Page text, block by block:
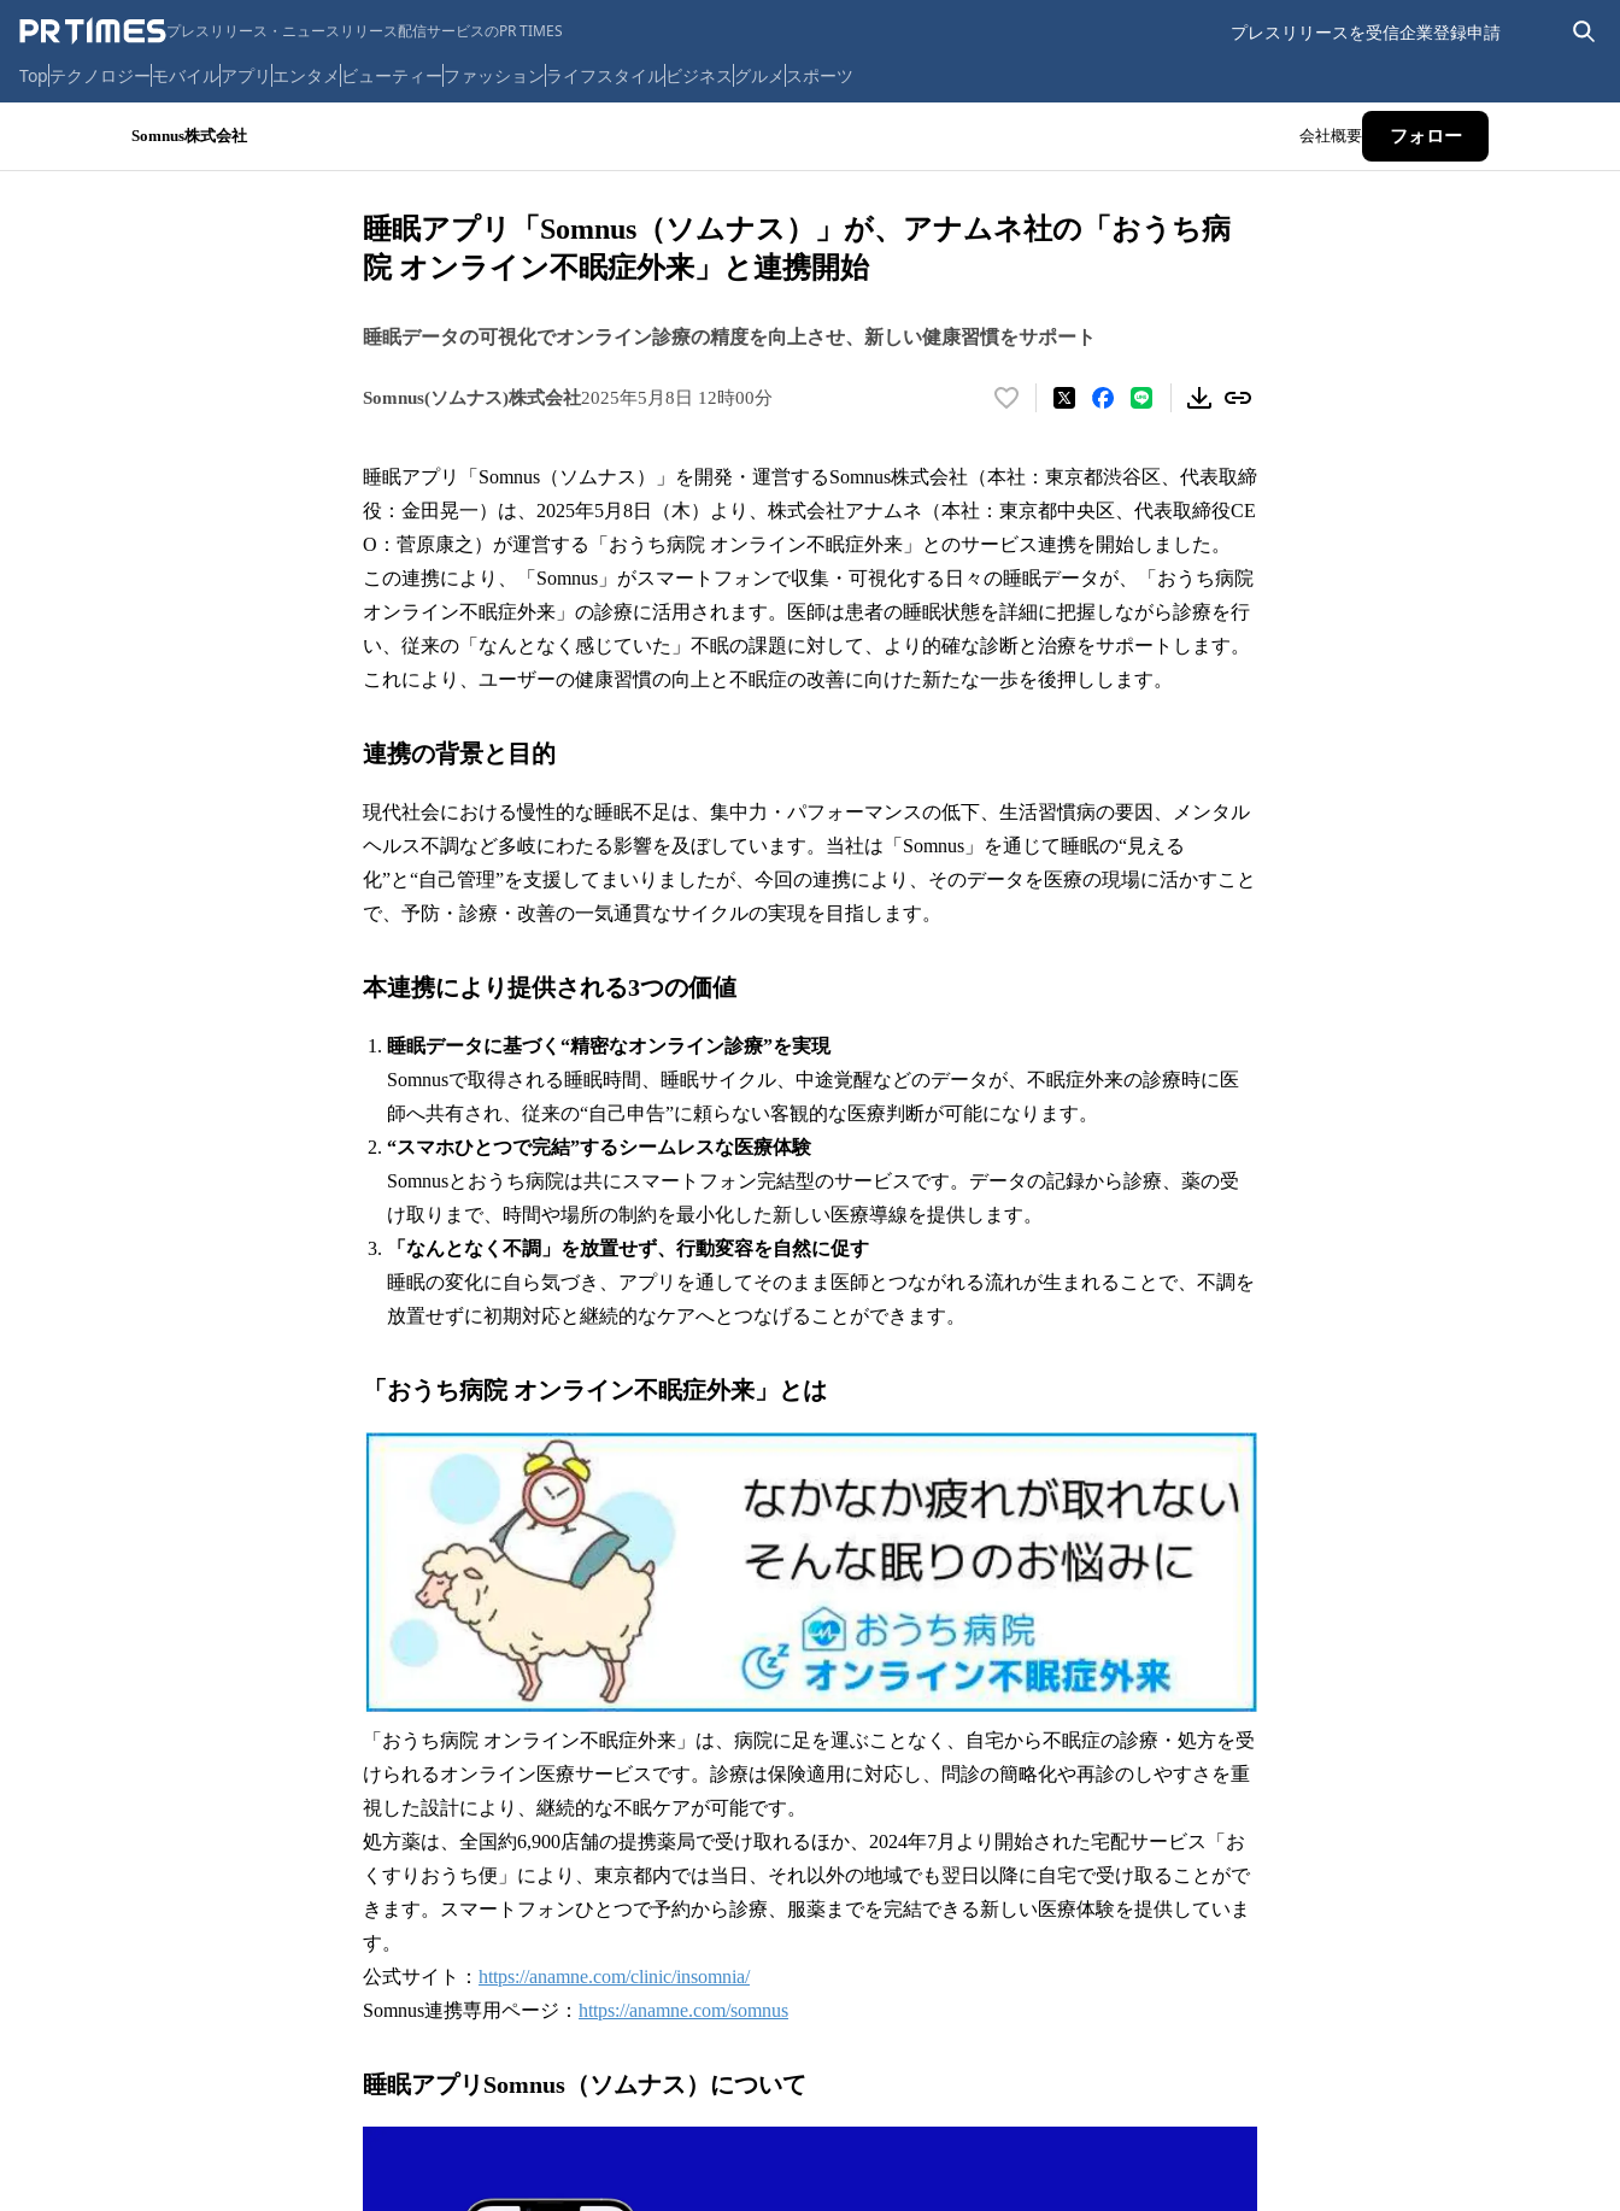
プレスリリース・ニュースリリース配信サービスのPR TIMES プレスリリースを受信企業登録申請
Topテクノロジーモバイルアプリ エンタメ ビューティーファッションライフスタイルビジネス グルメ スポーツ
Somnus株式会社 会社概要 フォロー
睡眠アプリ「Somnus（ソムナス）」が、アナムネ社の「おうち病
院 オンライン不眠症外来」と連携開始
睡眠データの可視化でオンライン診療の精度を向上させ、新しい健康習慣をサポート
Somnus(ソムナス)株式会社2025年5月8日 12時00分
い
！
数
を
み
込
み
中
で
睡眠アプリ「Somnus（ソムナス）」を開発・運営するSomnus株式会社（本社：東京都渋谷区、代表取締
役：金田晃一）は、2025年5月8日（木）より、株式会社アナムネ（本社：東京都中央区、代表取締役CE
O：菅原康之）が運営する「おうち病院 オンライン不眠症外来」とのサービス連携を開始しました。
この連携により、「Somnus」がスマートフォンで収集・可視化する日々の睡眠データが、「おうち病院
オンライン不眠症外来」の診療に活用されます。医師は患者の睡眠状態を詳細に把握しながら診療を行
い、従来の「なんとなく感じていた」不眠の課題に対して、より的確な診断と治療をサポートします。
これにより、ユーザーの健康習慣の向上と不眠症の改善に向けた新たな一歩を後押しします。
連携の背景と目的
現代社会における慢性的な睡眠不足は、集中力・パフォーマンスの低下、生活習慣病の要因、メンタル
ヘルス不調など多岐にわたる影響を及ぼしています。当社は「Somnus」を通じて睡眠の“見える
化”と“自己管理”を支援してまいりましたが、今回の連携により、そのデータを医療の現場に活かすこと
で、予防・診療・改善の一気通貫なサイクルの実現を目指します。
本連携により提供される3つの価値
睡眠データに基づく“精密なオンライン診療”を実現
Somnusで取得される睡眠時間、睡眠サイクル、中途覚醒などのデータが、不眠症外来の診療時に医
師へ共有され、従来の“自己申告”に頼らない客観的な医療判断が可能になります。
“スマホひとつで完結”するシームレスな医療体験
Somnusとおうち病院は共にスマートフォン完結型のサービスです。データの記録から診療、薬の受
け取りまで、時間や場所の制約を最小化した新しい医療導線を提供します。
「なんとなく不調」を放置せず、行動変容を自然に促す
睡眠の変化に自ら気づき、アプリを通してそのまま医師とつながれる流れが生まれることで、不調を
放置せずに初期対応と継続的なケアへとつなげることができます。
「おうち病院 オンライン不眠症外来」とは
「おうち病院 オンライン不眠症外来」は、病院に足を運ぶことなく、自宅から不眠症の診療・処方を受
けられるオンライン医療サービスです。診療は保険適用に対応し、問診の簡略化や再診のしやすさを重
視した設計により、継続的な不眠ケアが可能です。
処方薬は、全国約6,900店舗の提携薬局で受け取れるほか、2024年7月より開始された宅配サービス「お
くすりおうち便」により、東京都内では当日、それ以外の地域でも翌日以降に自宅で受け取ることがで
きます。スマートフォンひとつで予約から診療、服薬までを完結できる新しい医療体験を提供していま
す。
公式サイト： https://anamne.com/clinic/insomnia/
Somnus連携専用ページ： https://anamne.com/somnus
睡眠アプリSomnus（ソムナス）について